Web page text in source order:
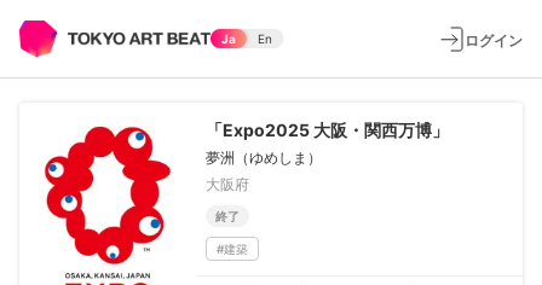
Ja En ログイン
「Expo2025 大阪・関西万博」
夢洲（ゆめしま）
大阪府
終了
#建築